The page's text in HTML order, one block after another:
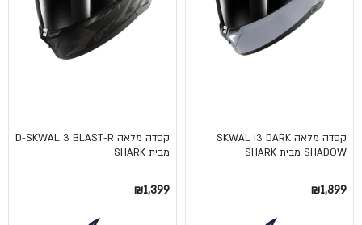
קסדה מלאה SKWAL i3 DARK
SHADOW מבית SHARK
₪1,899
קסדה מלאה D-SKWAL 3 BLAST-R
מבית SHARK
₪1,399